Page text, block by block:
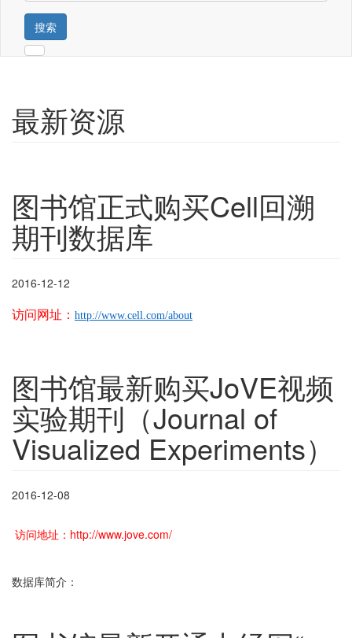
搜索
最新资源
图书馆正式购买Cell回溯
期刊数据库
2016-12-12
访问网址： http://www.cell.com/about
图书馆最新购买JoVE视频
实验期刊（Journal of
Visualized Experiments）
2016-12-08
访问地址：http://www.jove.com/
数据库简介：